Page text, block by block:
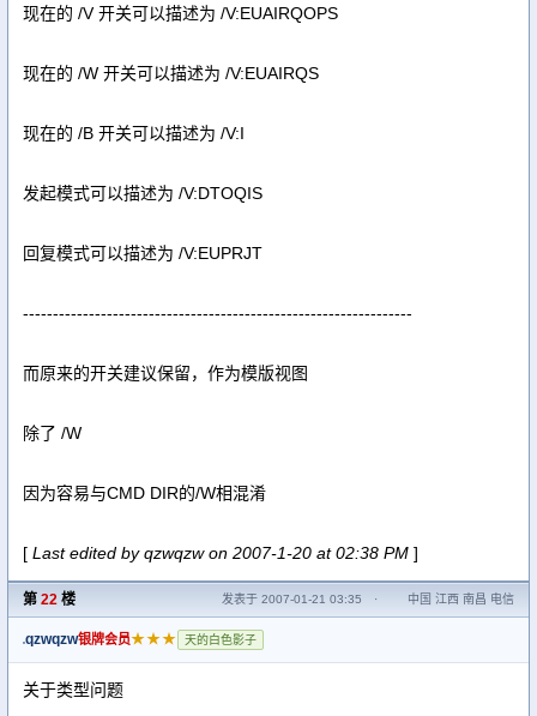
现在的 /V 开关可以描述为 /V:EUAIRQOPS
现在的 /W 开关可以描述为 /V:EUAIRQS
现在的 /B 开关可以描述为 /V:I
发起模式可以描述为 /V:DTOQIS
回复模式可以描述为 /V:EUPRJT
-----------------------------------------------------------------
而原来的开关建议保留，作为模版视图
除了 /W
因为容易与CMD DIR的/W相混淆
[ Last edited by qzwqzw on 2007-1-20 at 02:38 PM ]
第 22 楼 发表于 2007-01-21 03:35 · 中国 江西 南昌 电信
qzwqzw银牌会员★★★ 天的白色影子
关于类型问题